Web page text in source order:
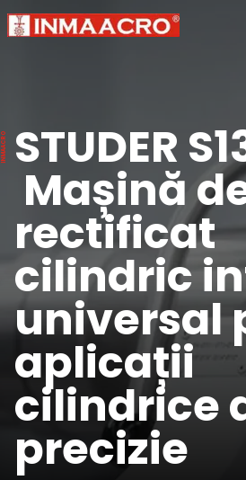
STUDER
Mașină
rectificat
cilindric
universal
aplicații
cilindrice
precizie